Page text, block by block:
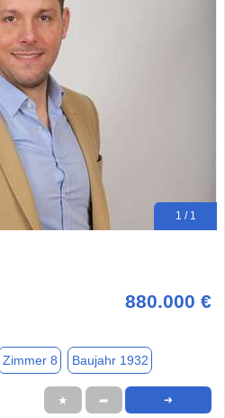
1 / 1
880.000 €
Zimmer 8 Baujahr 1932
★ ➦ ➜